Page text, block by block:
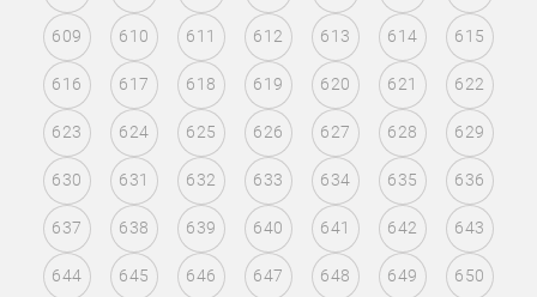
609 610 611 612 613 614 615
616 617 618 619 620 621 622
623 624 625 626 627 628 629
630 631 632 633 634 635 636
637 638 639 640 641 642 643
644 645 646 647 648 649 650